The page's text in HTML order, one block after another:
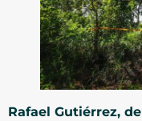
Rafael Gutiérrez,